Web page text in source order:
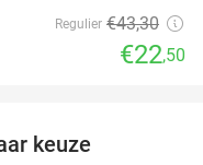
Regulier €43,30
€22,50
keuze